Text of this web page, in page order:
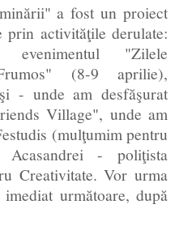
a fost un proiect
prin activităţile derulate:
evenimentul "Zilele
(8-9 aprilie),
- unde am desfăşurat
Village", unde am
(mulţumim pentru
Acasandrei - poliţista
Creativitate. Vor urma
următoare, după